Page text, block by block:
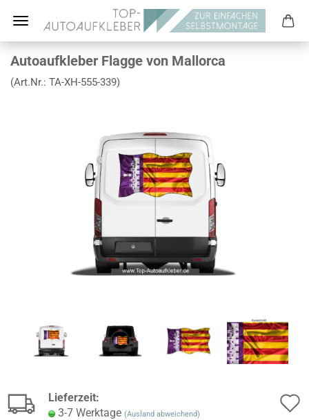
Autoaufkleber Flagge von Mallorca
(Art.Nr.: TA-XH-555-339)
Lieferzeit:
3-7 Werktage (Ausland abweichend)